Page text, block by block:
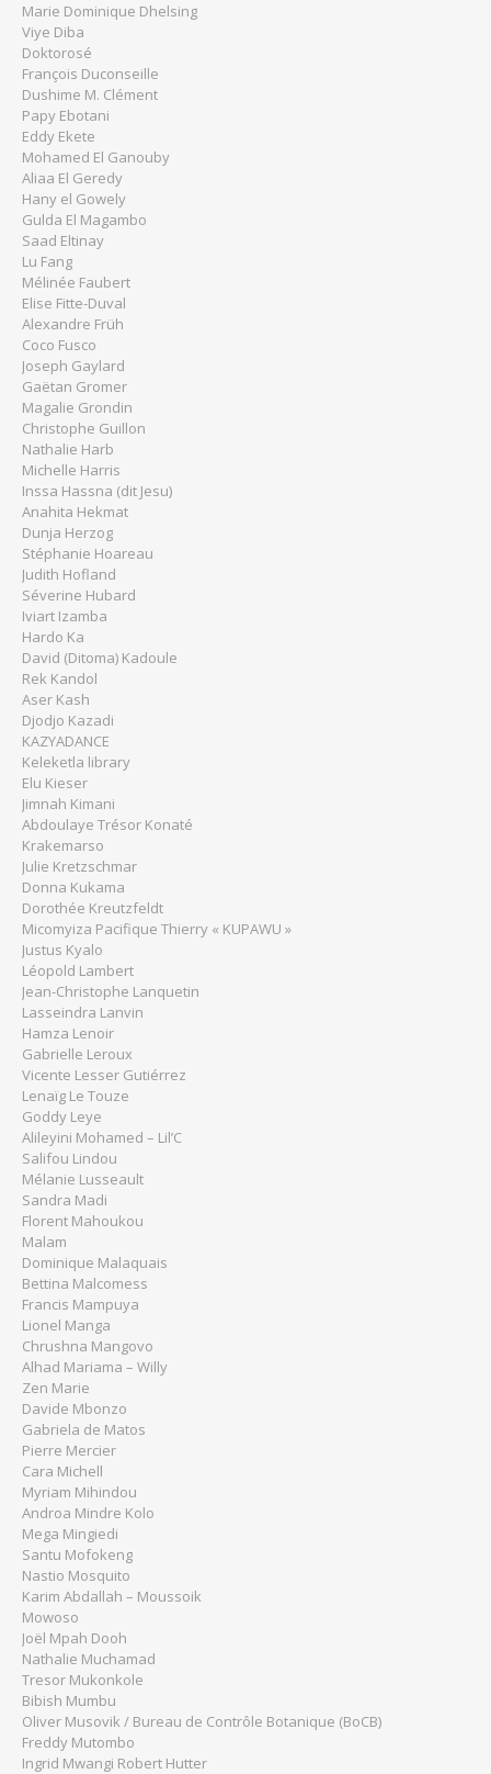
Marie Dominique Dhelsing
Viye Diba
Doktorosé
François Duconseille
Dushime M. Clément
Papy Ebotani
Eddy Ekete
Mohamed El Ganouby
Aliaa El Geredy
Hany el Gowely
Gulda El Magambo
Saad Eltinay
Lu Fang
Mélinée Faubert
Elise Fitte-Duval
Alexandre Früh
Coco Fusco
Joseph Gaylard
Gaëtan Gromer
Magalie Grondin
Christophe Guillon
Nathalie Harb
Michelle Harris
Inssa Hassna (dit Jesu)
Anahita Hekmat
Dunja Herzog
Stéphanie Hoareau
Judith Hofland
Séverine Hubard
Iviart Izamba
Hardo Ka
David (Ditoma) Kadoule
Rek Kandol
Aser Kash
Djodjo Kazadi
KAZYADANCE
Keleketla library
Elu Kieser
Jimnah Kimani
Abdoulaye Trésor Konaté
Krakemarso
Julie Kretzschmar
Donna Kukama
Dorothée Kreutzfeldt
Micomyiza Pacifique Thierry « KUPAWU »
Justus Kyalo
Léopold Lambert
Jean-Christophe Lanquetin
Lasseindra Lanvin
Hamza Lenoir
Gabrielle Leroux
Vicente Lesser Gutiérrez
Lenaïg Le Touze
Goddy Leye
Alileyini Mohamed – Lil’C
Salifou Lindou
Mélanie Lusseault
Sandra Madi
Florent Mahoukou
Malam
Dominique Malaquais
Bettina Malcomess
Francis Mampuya
Lionel Manga
Chrushna Mangovo
Alhad Mariama – Willy
Zen Marie
Davide Mbonzo
Gabriela de Matos
Pierre Mercier
Cara Michell
Myriam Mihindou
Androa Mindre Kolo
Mega Mingiedi
Santu Mofokeng
Nastio Mosquito
Karim Abdallah – Moussoik
Mowoso
Joël Mpah Dooh
Nathalie Muchamad
Tresor Mukonkole
Bibish Mumbu
Oliver Musovik / Bureau de Contrôle Botanique (BoCB)
Freddy Mutombo
Ingrid Mwangi Robert Hutter